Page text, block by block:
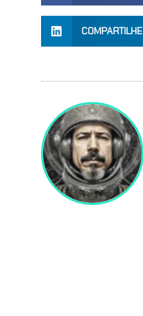
COMPARTILHE